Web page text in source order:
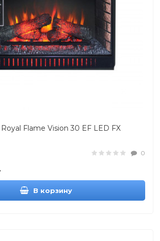
Flame Vision 30 EF LED FX
0
В корзину